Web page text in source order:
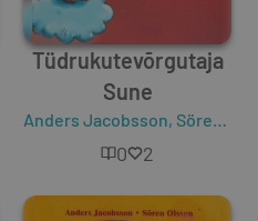
Tüdrukutevõrgutaja
Sune
Anders Jacobsson, Sören Olsson
0 2